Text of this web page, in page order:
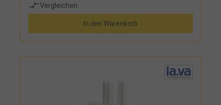
die Schweißzeit ist stufenlos regulierbar, schnelles
Arbeiten dank des patentierten Lava-Close-
Systems LCS®, das Eindringen von Flüssigkeit wird
durch herausnehmbaren Flüssigkeitsabscheider
verhindertLieferumfang:Vakuumiergerät,
Vergleichen
In den Warenkorb